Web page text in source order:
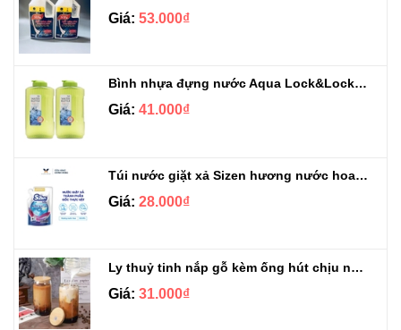
Giá: 53.000₫
Bình nhựa đựng nước Aqua Lock&Lock 2.1L
Giá: 41.000₫
Túi nước giặt xả Sizen hương nước hoa 500 ml
Giá: 28.000₫
Ly thuỷ tinh nắp gỗ kèm ống hút chịu nhiệt 500ml
Giá: 31.000₫